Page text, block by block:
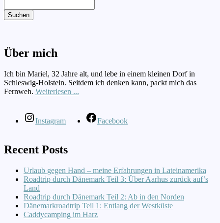
Suchen
Über mich
Ich bin Mariel, 32 Jahre alt, und lebe in einem kleinen Dorf in
Schleswig-Holstein. Seitdem ich denken kann, packt mich das
Fernweh. Weiterlesen ...
Instagram Facebook
Recent Posts
Urlaub gegen Hand – meine Erfahrungen in Lateinamerika
Roadtrip durch Dänemark Teil 3: Über Aarhus zurück auf’s
Land
Roadtrip durch Dänemark Teil 2: Ab in den Norden
Dänemarkroadtrip Teil 1: Entlang der Westküste
Caddycamping im Harz